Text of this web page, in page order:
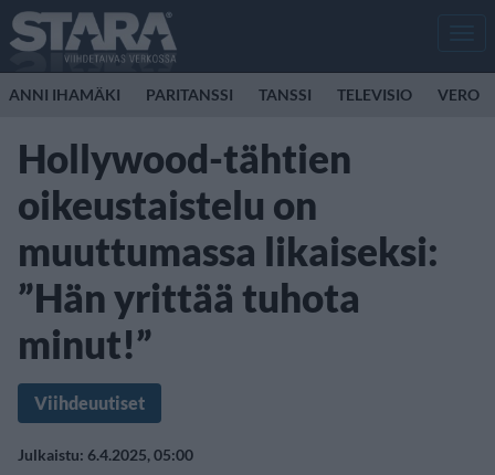
ANNI IHAMÄKI PARITANSSI TANSSI TELEVISIO VERO
Hollywood-tähtien
oikeustaistelu on
muuttumassa likaiseksi:
”Hän yrittää tuhota
minut!”
Viihdeuutiset
Julkaistu: 6.4.2025, 05:00